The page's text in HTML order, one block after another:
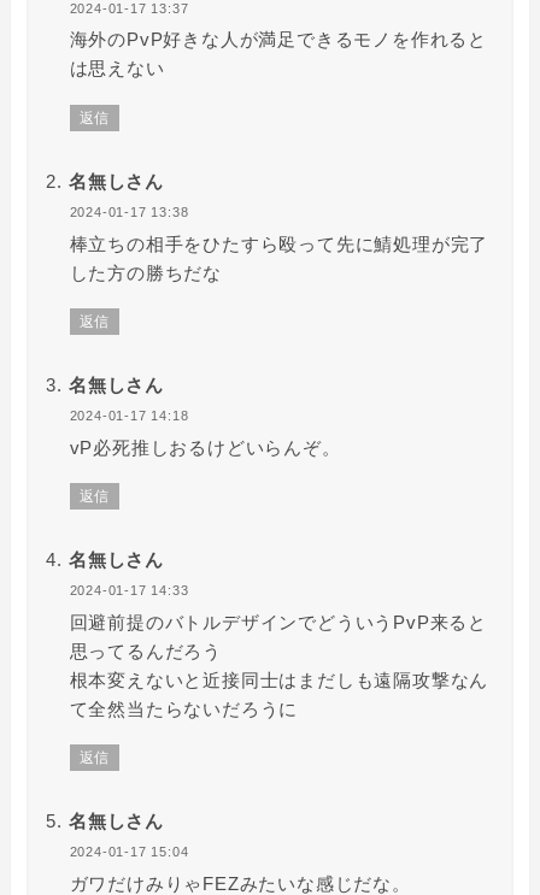
2024-01-17 13:37
海外のPvP好きな人が満足できるモノを作れると
は思えない
返信
名無しさん
2024-01-17 13:38
棒立ちの相手をひたすら殴って先に鯖処理が完了
した方の勝ちだな
返信
名無しさん
2024-01-17 14:18
vP必死推しおるけどいらんぞ。
返信
名無しさん
2024-01-17 14:33
回避前提のバトルデザインでどういうPvP来ると
思ってるんだろう
根本変えないと近接同士はまだしも遠隔攻撃なん
て全然当たらないだろうに
返信
名無しさん
2024-01-17 15:04
ガワだけみりゃFEZみたいな感じだな。